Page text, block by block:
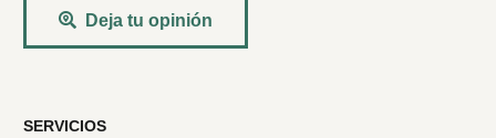
Deja tu opinión
SERVICIOS